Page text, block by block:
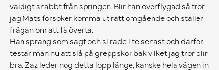
väldigt snabbt från springen. Blir han överflygad så tror
jag Mats försöker komma ut rätt omgående och ställer
frågan om att få överta.
Han sprang som sagt och slirade lite senast och därför
testar man nu att slå på greppskor bak vilket jag tror blir
bra. Zaz leder nog detta lopp länge, kanske hela vägen in